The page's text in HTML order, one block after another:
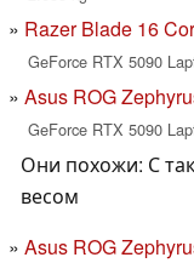
Razer Blade 16
GeForce RTX 5090
Asus ROG
GeForce RTX 5090
Они похожи: С
весом
Asus ROG